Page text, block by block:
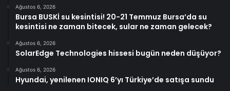
Ağustos 6, 2026
Bursa BUSKİ su kesintisi! 20-21 Temmuz Bursa’da su
kesintisi ne zaman bitecek, sular ne zaman gelecek?
Ağustos 6, 2026
SolarEdge Technologies hissesi bugün neden düşüyor?
Ağustos 6, 2026
Hyundai, yenilenen IONIQ 6’yı Türkiye’de satışa sundu